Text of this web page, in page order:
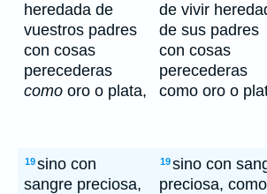
heredada de
vuestros padres
con cosas
perecederas
como oro o plata,
de vivir
de sus padres
con cosas
perecederas
como oro o
19sino con
sangre preciosa,
19sino con
preciosa, como